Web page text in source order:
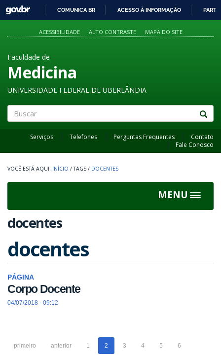
PARA
O
GOVBR
COMUNICA BR ACESSO À INFORMAÇÃO
ACESSIBILIDADE ALTO CONTRASTE MAPA DO SITE
Faculdade de
Medicina
UNIVERSIDADE FEDERAL DE UBERLÂNDIA
Serviços Telefones Perguntas Frequentes
Contato
Fale Conosco
INÍCIO / TAGS / DOCENTES
MENU
Toggle
docentes
docentes
PÁGINA
Corpo Docente
04/07/2018 - 09:12
primeiro anterior 1 2 3 4 5 6